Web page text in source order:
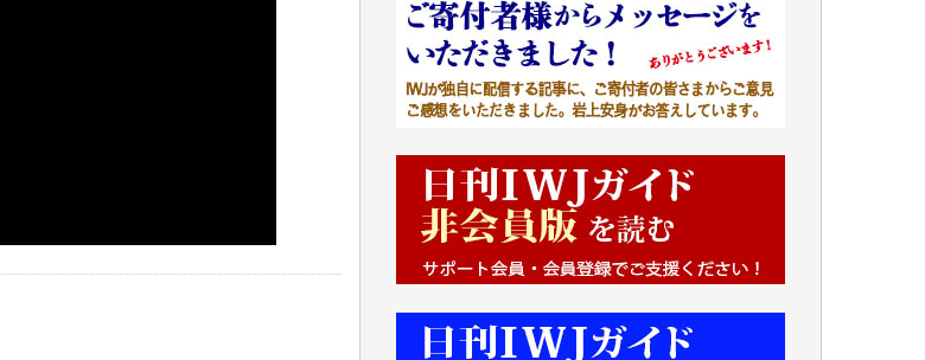
■■■■■■
IWJには、ご寄付・カンパをいただいた方々
います。感謝を込めて、その一部をここにご
紹介いたします。